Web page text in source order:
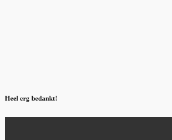
Heel erg bedankt!